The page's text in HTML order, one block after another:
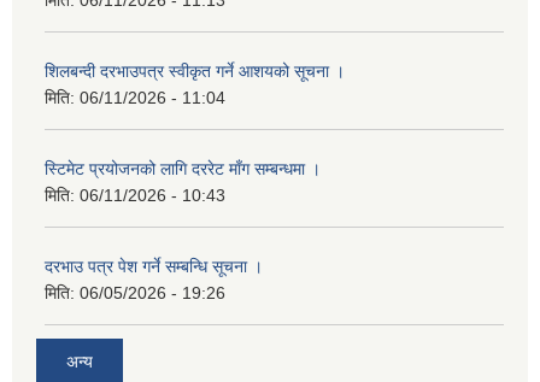
शिलबन्दी दरभाउपत्र स्वीकृत गर्ने आशयको सूचना ।
मिति: 06/11/2026 - 11:04
स्टिमेट प्रयोजनको लागि दररेट माँग सम्बन्धमा ।
मिति: 06/11/2026 - 10:43
दरभाउ पत्र पेश गर्ने सम्बन्धि सूचना ।
मिति: 06/05/2026 - 19:26
अन्य